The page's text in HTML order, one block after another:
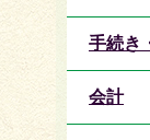
手続き
会計